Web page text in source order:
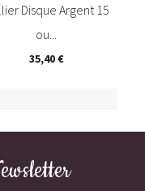
Disque Argent 15
ou...
35,40 €